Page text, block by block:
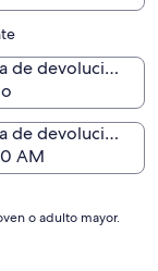
Fecha de devolución
Hora de devolución
o adulto mayor.